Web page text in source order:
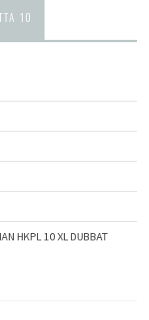
10
HKPL 10 XL DUBBAT